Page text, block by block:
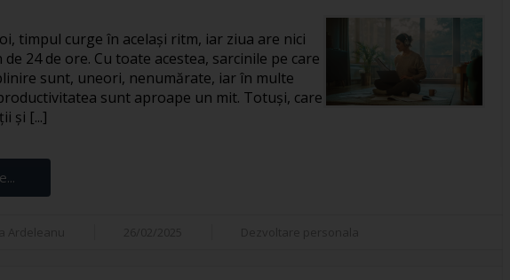
timpul curge în același ritm, iar ziua are nici
24 de ore. Cu toate acestea, sarcinile pe care
sunt, uneori, nenumărate, iar în multe
sunt aproape un mit. Totuși, care
și [...]